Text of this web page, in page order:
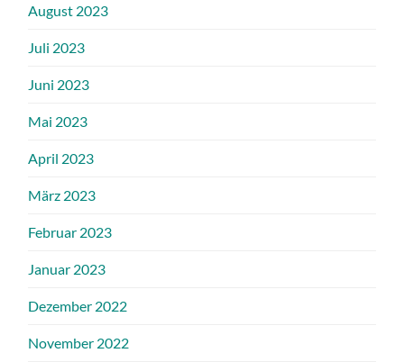
August 2023
Juli 2023
Juni 2023
Mai 2023
April 2023
März 2023
Februar 2023
Januar 2023
Dezember 2022
November 2022